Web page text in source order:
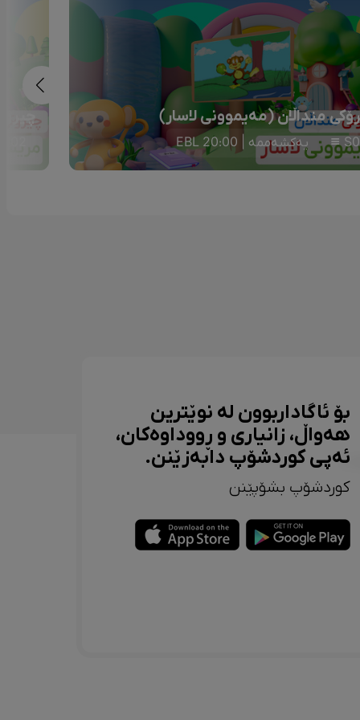
منداڵان (مەیموونی لاسار)
یەکشەممە | 20:00 EBL
بۆ ئاگاداربوون لە نوێترین
هەواڵ، زانیاری و ڕووداوەکان،
ئەپی کوردشۆپ دابەزێنن.
کوردشۆپ بشۆپێنن